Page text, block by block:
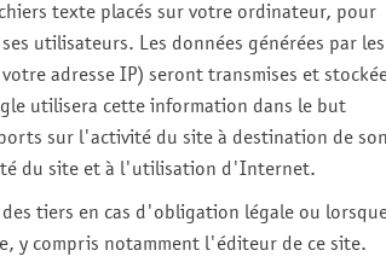
texte placés sur votre ordinateur, pour
utilisateurs. Les données générées par les
adresse IP) seront transmises et
utilisera cette information dans le but
sur l'activité du site à destination de
du site et à l'utilisation d'Internet.
tiers en cas d'obligation légale ou
y compris notamment l'éditeur de ce site.